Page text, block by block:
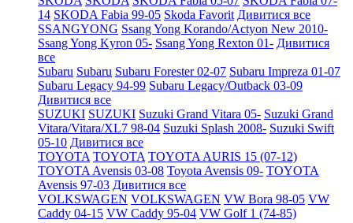
14 SKODA Fabia 99-05 Skoda Favorit Дивитися все
SSANGYONG Ssang Yong Korando/Actyon New 2010-
Ssang Yong Kyron 05- Ssang Yong Rexton 01- Дивитися
все
Subaru Subaru Subaru Forester 02-07 Subaru Impreza 01-07
Subaru Legacy 94-99 Subaru Legacy/Outback 03-09
Дивитися все
SUZUKI SUZUKI Suzuki Grand Vitara 05- Suzuki Grand
Vitara/Vitara/XL7 98-04 Suzuki Splash 2008- Suzuki Swift
05-10 Дивитися все
TOYOTA TOYOTA TOYOTA AURIS 15 (07-12)
TOYOTA Avensis 03-08 Toyota Avensis 09- TOYOTA
Avensis 97-03 Дивитися все
VOLKSWAGEN VOLKSWAGEN VW Bora 98-05 VW
Caddy 04-15 VW Caddy 95-04 VW Golf 1 (74-85)